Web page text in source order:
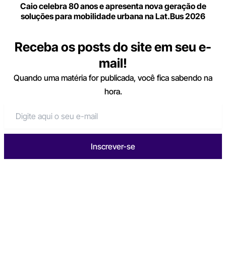
Caio celebra 80 anos e apresenta nova geração de
soluções para mobilidade urbana na Lat.Bus 2026
Receba os posts do site em seu e-
mail!
Quando uma matéria for publicada, você fica sabendo na
hora.
Inscrever-se